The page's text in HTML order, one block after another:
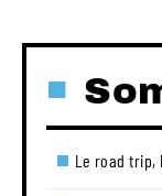
Le road trip,